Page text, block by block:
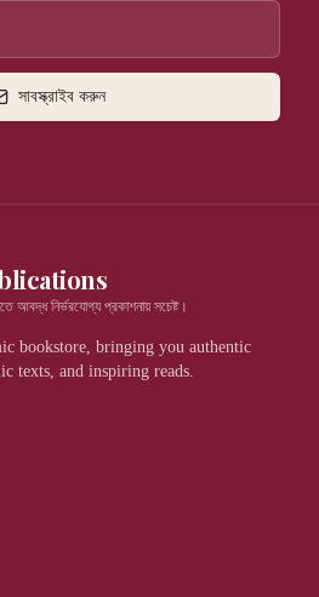
সাবস্ক্রাইব করুন
আবদ্ধ নির্ভরযোগ্য প্রকাশনায় সচেষ্ট।
bookstore, bringing you authentic
texts, and inspiring reads.